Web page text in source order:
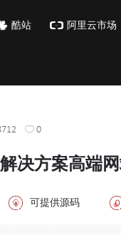
酷站 阿里云市场
品牌故
在线帮
0
决方案高端
可提供源码